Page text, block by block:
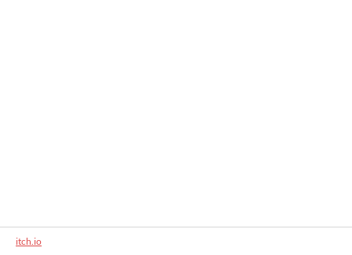
itch.io